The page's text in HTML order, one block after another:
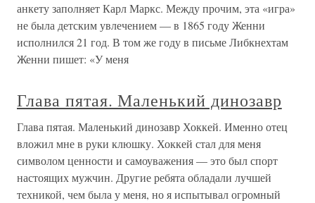
анкету заполняет Карл Маркс. Между прочим, эта «игра»
не была детским увлечением — в 1865 году Женни
исполнился 21 год. В том же году в письме Либкнехтам
Женни пишет: «У меня
Глава пятая. Маленький динозавр
Глава пятая. Маленький динозавр Хоккей. Именно отец
вложил мне в руки клюшку. Хоккей стал для меня
символом ценности и самоуважения — это был спорт
настоящих мужчин. Другие ребята обладали лучшей
техникой, чем была у меня, но я испытывал огромный